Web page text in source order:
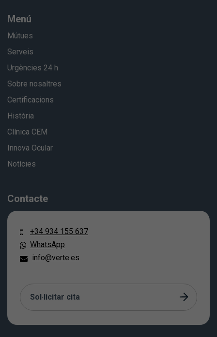
Menú
Mútues
Serveis
Urgències 24 h
Sobre nosaltres
Certificacions
Història
Clínica CEM
Innova Ocular
Notícies
Contacte
+34 934 155 637
WhatsApp
info@verte.es
Sol·licitar cita